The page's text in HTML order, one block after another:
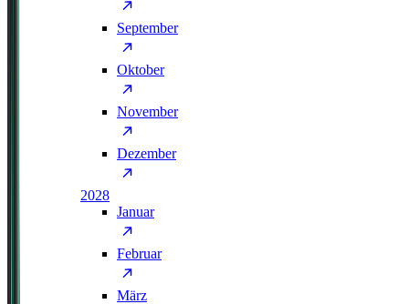
September
Oktober
November
Dezember
2028
Januar
Februar
März